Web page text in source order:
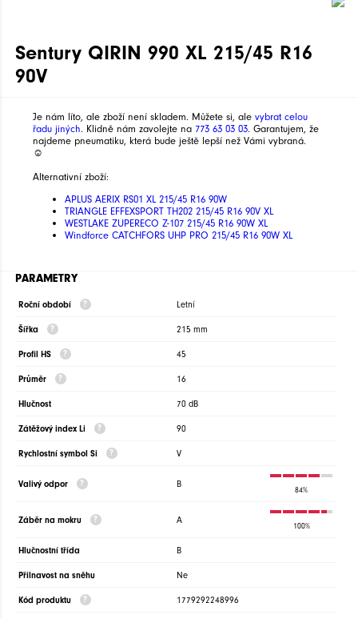
Sentury QIRIN 990 XL 215/45 R16
90V
Je nám líto, ale zboží není skladem. Můžete si, ale vybrat celou
řadu jiných. Klidně nám zavolejte na 773 63 03 03. Garantujem, že
najdeme pneumatiku, která bude ještě lepší než Vámi vybraná.
☺
Alternativní zboží:
APLUS AERIX RS01 XL 215/45 R16 90W
TRIANGLE EFFEXSPORT TH202 215/45 R16 90V XL
WESTLAKE ZUPERECO Z-107 215/45 R16 90W XL
Windforce CATCHFORS UHP PRO 215/45 R16 90W XL
PARAMETRY
Roční období Letní
Šířka 215 mm
Profil HS 45
Průměr 16
Hlučnost 70 dB
Zátěžový index Li 90
Rychlostní symbol Si V
Valivý odpor B
84%
Záběr na mokru A
100%
Hlučnostní třída B
Přilnavost na sněhu Ne
Kód produktu 1779292248996